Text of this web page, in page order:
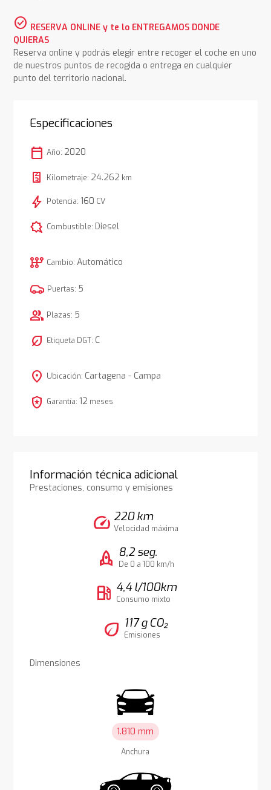
check_circle RESERVA ONLINE y te lo ENTREGAMOS DONDE
QUIERAS
Reserva online y podrás elegir entre recoger el coche en uno
de nuestros puntos de recogida o entrega en cualquier
punto del territorio nacional.
Especificaciones
calendar_today Año: 2020
Kilometraje: 24.262 km
bolt Potencia: 160 CV
comic_bubble Combustible: Diesel
auto_transmission Cambio: Automático
Puertas: 5
group Plazas: 5
nest_eco_leaf Etiqueta DGT: C
location_on Ubicación: Cartagena - Campa
local_police Garantía: 12 meses
Información técnica adicional
Prestaciones, consumo y emisiones
speed 220 km
Velocidad máxima
rocket 8,2 seg.
De 0 a 100 km/h
local_gas_station 4,4 l/100km
Consumo mixto
eco 117 g CO₂
Emisiones
Dimensiones
1.810 mm
Anchura